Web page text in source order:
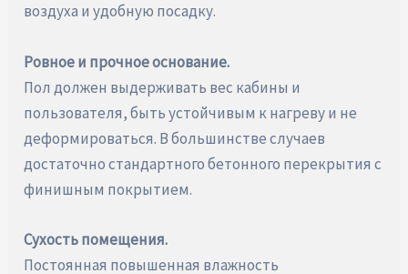
воздуха и удобную посадку.
Ровное и прочное основание.
Пол должен выдерживать вес кабины и
пользователя, быть устойчивым к нагреву и не
деформироваться. В большинстве случаев
достаточно стандартного бетонного перекрытия с
финишным покрытием.
Сухость помещения.
Постоянная повышенная влажность